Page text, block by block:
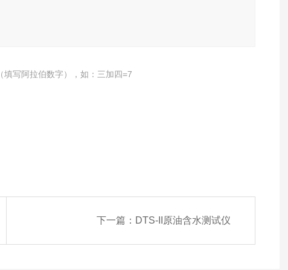
填写阿拉伯数字），如：三加四=7
下一篇： DTS-II原油含水测试仪